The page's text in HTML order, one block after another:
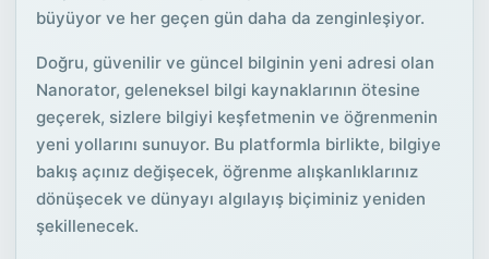
büyüyor ve her geçen gün daha da zenginleşiyor.
Doğru, güvenilir ve güncel bilginin yeni adresi olan
Nanorator, geleneksel bilgi kaynaklarının ötesine
geçerek, sizlere bilgiyi keşfetmenin ve öğrenmenin
yeni yollarını sunuyor. Bu platformla birlikte, bilgiye
bakış açınız değişecek, öğrenme alışkanlıklarınız
dönüşecek ve dünyayı algılayış biçiminiz yeniden
şekillenecek.